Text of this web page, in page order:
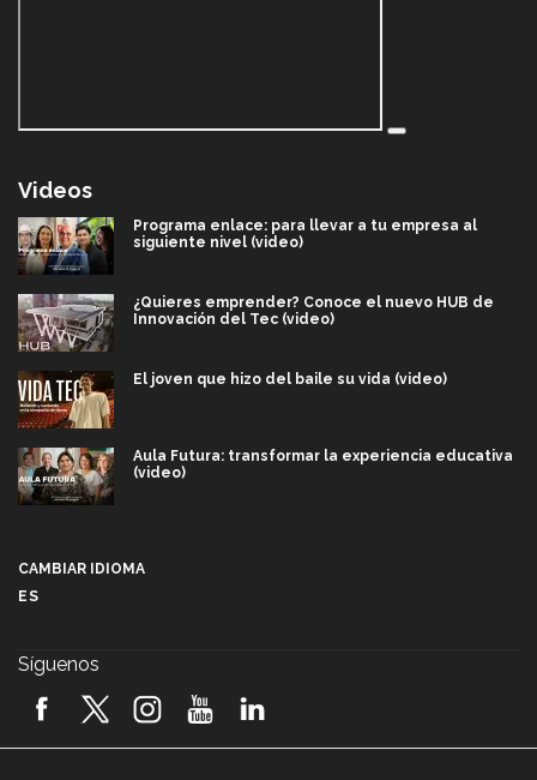
Videos
Programa enlace: para llevar a tu empresa al
siguiente nivel (video)
¿Quieres emprender? Conoce el nuevo HUB de
Innovación del Tec (video)
El joven que hizo del baile su vida (video)
Aula Futura: transformar la experiencia educativa
(video)
2026! (video)
CAMBIAR IDIOMA
ES
Síguenos